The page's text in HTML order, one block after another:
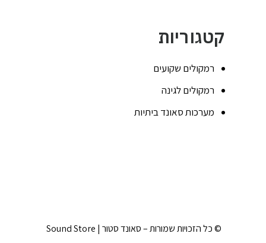
קטגוריות
רמקולים שקועים
רמקולים לגינה
מערכות סאונד ביתיות
© כל הזכויות שמורות – סאונד סטור | Sound Store